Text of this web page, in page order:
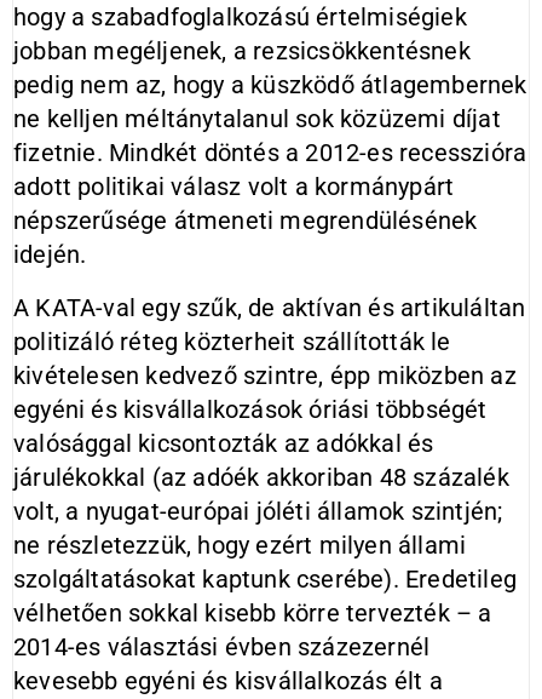
hogy a szabadfoglalkozású értelmiségiek
jobban megéljenek, a rezsicsökkentésnek
pedig nem az, hogy a küszködő átlagembernek
ne kelljen méltánytalanul sok közüzemi díjat
fizetnie. Mindkét döntés a 2012-es recesszióra
adott politikai válasz volt a kormánypárt
népszerűsége átmeneti megrendülésének
idején.
A KATA-val egy szűk, de aktívan és artikuláltan
politizáló réteg közterheit szállították le
kivételesen kedvező szintre, épp miközben az
egyéni és kisvállalkozások óriási többségét
valósággal kicsontozták az adókkal és
járulékokkal (az adóék akkoriban 48 százalék
volt, a nyugat-európai jóléti államok szintjén;
ne részletezzük, hogy ezért milyen állami
szolgáltatásokat kaptunk cserébe). Eredetileg
vélhetően sokkal kisebb körre tervezték – a
2014-es választási évben százezernél
kevesebb egyéni és kisvállalkozás élt a